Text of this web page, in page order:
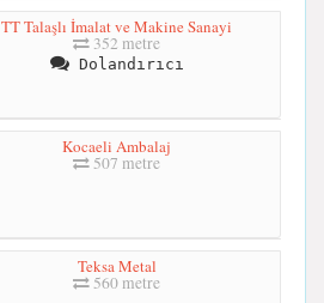
TT Talaşlı İmalat ve Makine Sanayi
352 metre
Dolandırıcı
Kocaeli Ambalaj
507 metre
Teksa Metal
560 metre